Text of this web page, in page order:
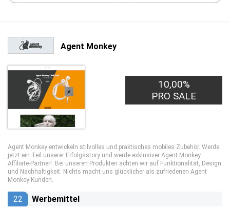
Agent Monkey
10,00%
PRO SALE
Agent Monkey entwickeln stilvolles und praktisches mobiles Zubehör. Werde
jetzt ein Teil unserer Erfolgsstory und werde exklusiver Agent Monkey
Affiliate-Partner! Bei unseren Produkten achten wir auf Funktionalität, Design
und Nachhaltigkeit. Nichts macht uns glücklicher als zufriedenen Agent
Monkey Kunden.
22 Werbemittel